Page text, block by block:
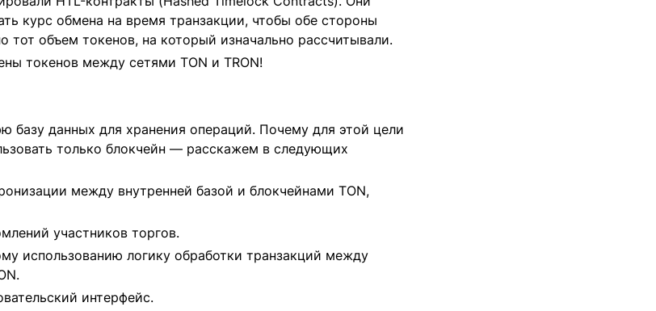
курс обмена на время транзакции, чтобы обе стороны
тот объем токенов, на который изначально рассчитывали.
токенов между сетями TON и TRON!
базу данных для хранения операций. Почему для этой цели
только блокчейн — расскажем в следующих
между внутренней базой и блокчейнами TON,
участников торгов.
использованию логику обработки транзакций между
интерфейс.